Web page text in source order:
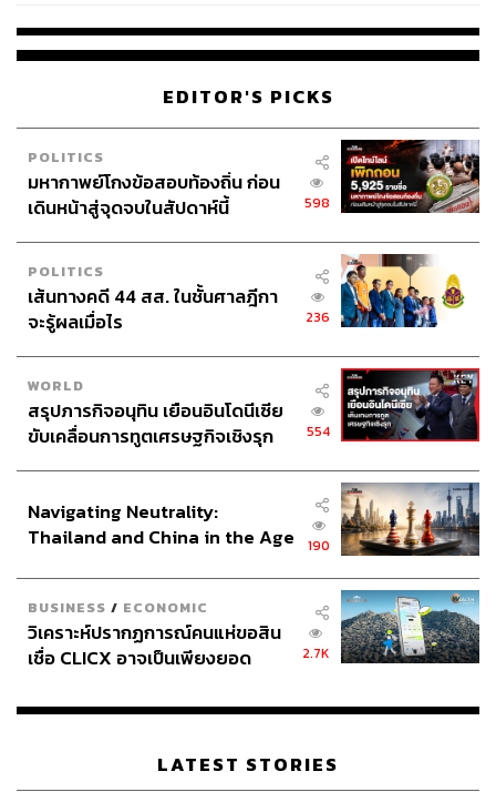
EDITOR'S PICKS
POLITICS
มหากาพย์โกงข้อสอบท้องถิ่น ก่อน
เดินหน้าสู่จุดจบในสัปดาห์นี้
598
POLITICS
เส้นทางคดี 44 สส. ในชั้นศาลฎีกา
จะรู้ผลเมื่อไร
236
WORLD
สรุปภารกิจอนุทิน เยือนอินโดนีเซีย
ขับเคลื่อนการทูตเศรษฐกิจเชิงรุก
554
Navigating Neutrality:
Thailand and China in the Age
190
BUSINESS / ECONOMIC
วิเคราะห์ปรากฏการณ์คนแห่ขอสิน
เชื่อ CLICX อาจเป็นเพียงยอด
เรือนไทยที่ถูกซุกไว้
2.7K
LATEST STORIES